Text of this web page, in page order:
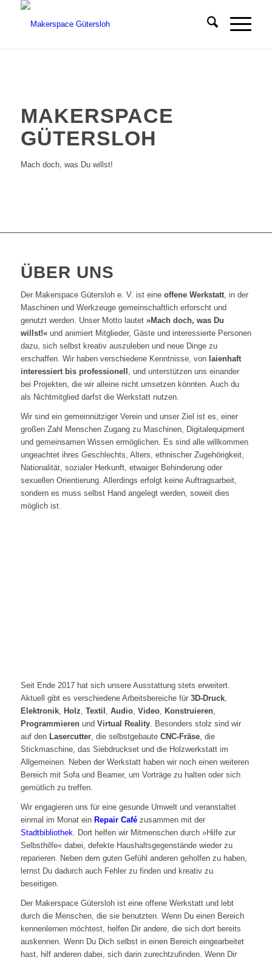
MAKERSPACE
GÜTERSLOH
Mach doch, was Du willst!
ÜBER UNS
Der Makerspace Gütersloh e. V. ist eine offene Werkstatt, in der
Maschinen und Werkzeuge gemeinschaftlich erforscht und
genutzt werden. Unser Motto lautet »Mach doch, was Du
willst!« und animiert Mitglieder, Gäste und interessierte Personen
dazu, sich selbst kreativ auszuleben und neue Dinge zu
erschaffen. Wir haben verschiedene Kenntnisse, von laienhaft
interessiert bis professionell , und unterstützen uns einander
bei Projekten, die wir alleine nicht umsetzen könnten. Auch du
als Nichtmitglied darfst die Werkstatt nutzen.
Wir sind ein gemeinnütziger Verein und unser Ziel ist es, einer
großen Zahl Menschen Zugang zu Maschinen, Digitalequipment
und gemeinsamen Wissen ermöglichen. Es sind alle willkommen
ungeachtet ihres Geschlechts, Alters, ethnischer Zugehörigkeit,
Nationalität, sozialer Herkunft, etwaiger Behinderung oder
sexuellen Orientierung. Allerdings erfolgt keine Auftragsarbeit,
sondern es muss selbst Hand angelegt werden, soweit dies
möglich ist.
Seit Ende 2017 hat sich unsere Ausstattung stets erweitert.
Aktuell gibt es verschiedene Arbeitsbereiche für 3D-Druck,
Elektronik, Holz, Textil , Audio, Video, Konstruieren,
Programmierenund Virtual Reality. Besonders stolz sind wir
auf den Lasercutter, die selbstgebauteCNC-Fräse, die
Stickmaschine, das Siebdruckset und die Holzwerkstatt im
Allgemeinen. Neben der Werkstatt haben wir noch einen weiteren
Bereich mit Sofa und Beamer, um Vorträge zu halten oder sich
gemütlich zu treffen.
Wir engagieren uns für eine gesunde Umwelt und veranstaltet
einmal im Monat ein Repair Cafézusammen mit der
Stadtbibliothek. Dort helfen wir Mitmenschen durch »Hilfe zur
Selbsthilfe« dabei, defekte Haushaltsgegenstände wieder zu
reparieren. Neben dem guten Gefühl anderen geholfen zu haben,
lernst Du dadurch auch Fehler zu finden und kreativ zu
beseitigen.
Der Makerspace Gütersloh ist eine offene Werkstatt und lebt
durch die Menschen, die sie benutzten. Wenn Du einen Bereich
kennenlernen möchtest, helfen Dir andere, die sich dort bereits
auskennen. Wenn Du Dich selbst in einen Bereich eingearbeitet
hast, hilf anderen dabei, sich darin zurechtzufinden. Wenn Dir